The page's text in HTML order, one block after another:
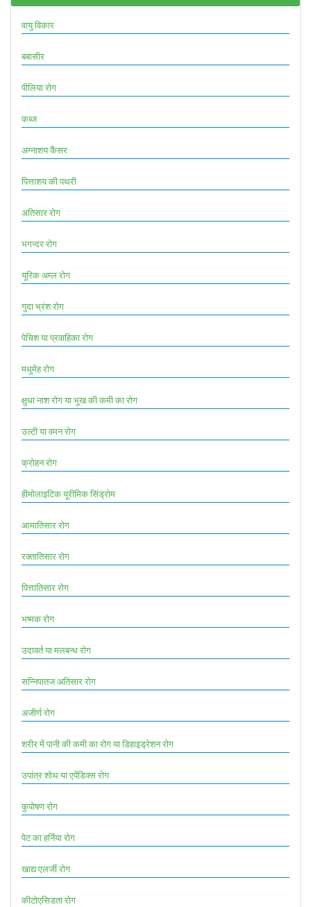
वायु विकार
बबासीर
पीलिया रोग
कब्ज
अग्नाशय कैंसर
पित्ताशय की पथरी
अतिसार रोग
भगन्दर रोग
यूरिक अम्ल रोग
गुदा भ्रंश रोग
पेचिश या प्रवाहिका रोग
मधुमेह रोग
क्षुधा नाश रोग या भूख की कमी का रोग
उल्टी या वमन रोग
क्रोहन रोग
हीमोलाइटिक यूरीमिक सिंड्रोम
आमातिसार रोग
रक्तातिसार रोग
पित्तातिसार रोग
भष्मक रोग
उदावर्त या मलबन्ध रोग
सन्निपातज अतिसार रोग
अजीर्ण रोग
शरीर में पानी की कमी का रोग या डिहाइड्रेशन रोग
उपांत्र शोथ या एपेंडिक्स रोग
कुपोषण रोग
पेट का हर्निया रोग
खाद्य एलर्जी रोग
कीटोएसिडता रोग